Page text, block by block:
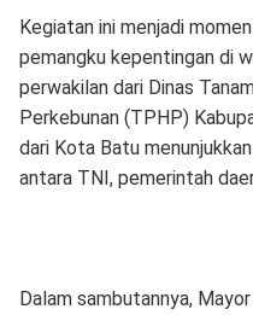
​Kegiatan ini menjadi
pemangku kepentingan di
perwakilan dari Dinas
Perkebunan (TPHP)
dari Kota Batu
antara TNI, pemerintah
​Dalam sambutannya,